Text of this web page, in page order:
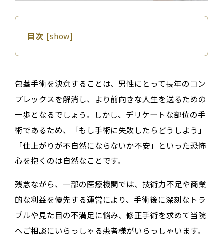
目次 [show]
包茎手術を決意することは、男性にとって長年のコン
プレックスを解消し、より前向きな人生を送るための
一歩となるでしょう。しかし、デリケートな部位の手
術であるため、「もし手術に失敗したらどうしよう」
「仕上がりが不自然にならないか不安」といった恐怖
心を抱くのは自然なことです。
残念ながら、一部の医療機関では、技術力不足や商業
的な利益を優先する運営により、手術後に深刻なトラ
ブルや見た目の不満足に悩み、修正手術を求めて当院
へご相談にいらっしゃる患者様がいらっしゃいます。